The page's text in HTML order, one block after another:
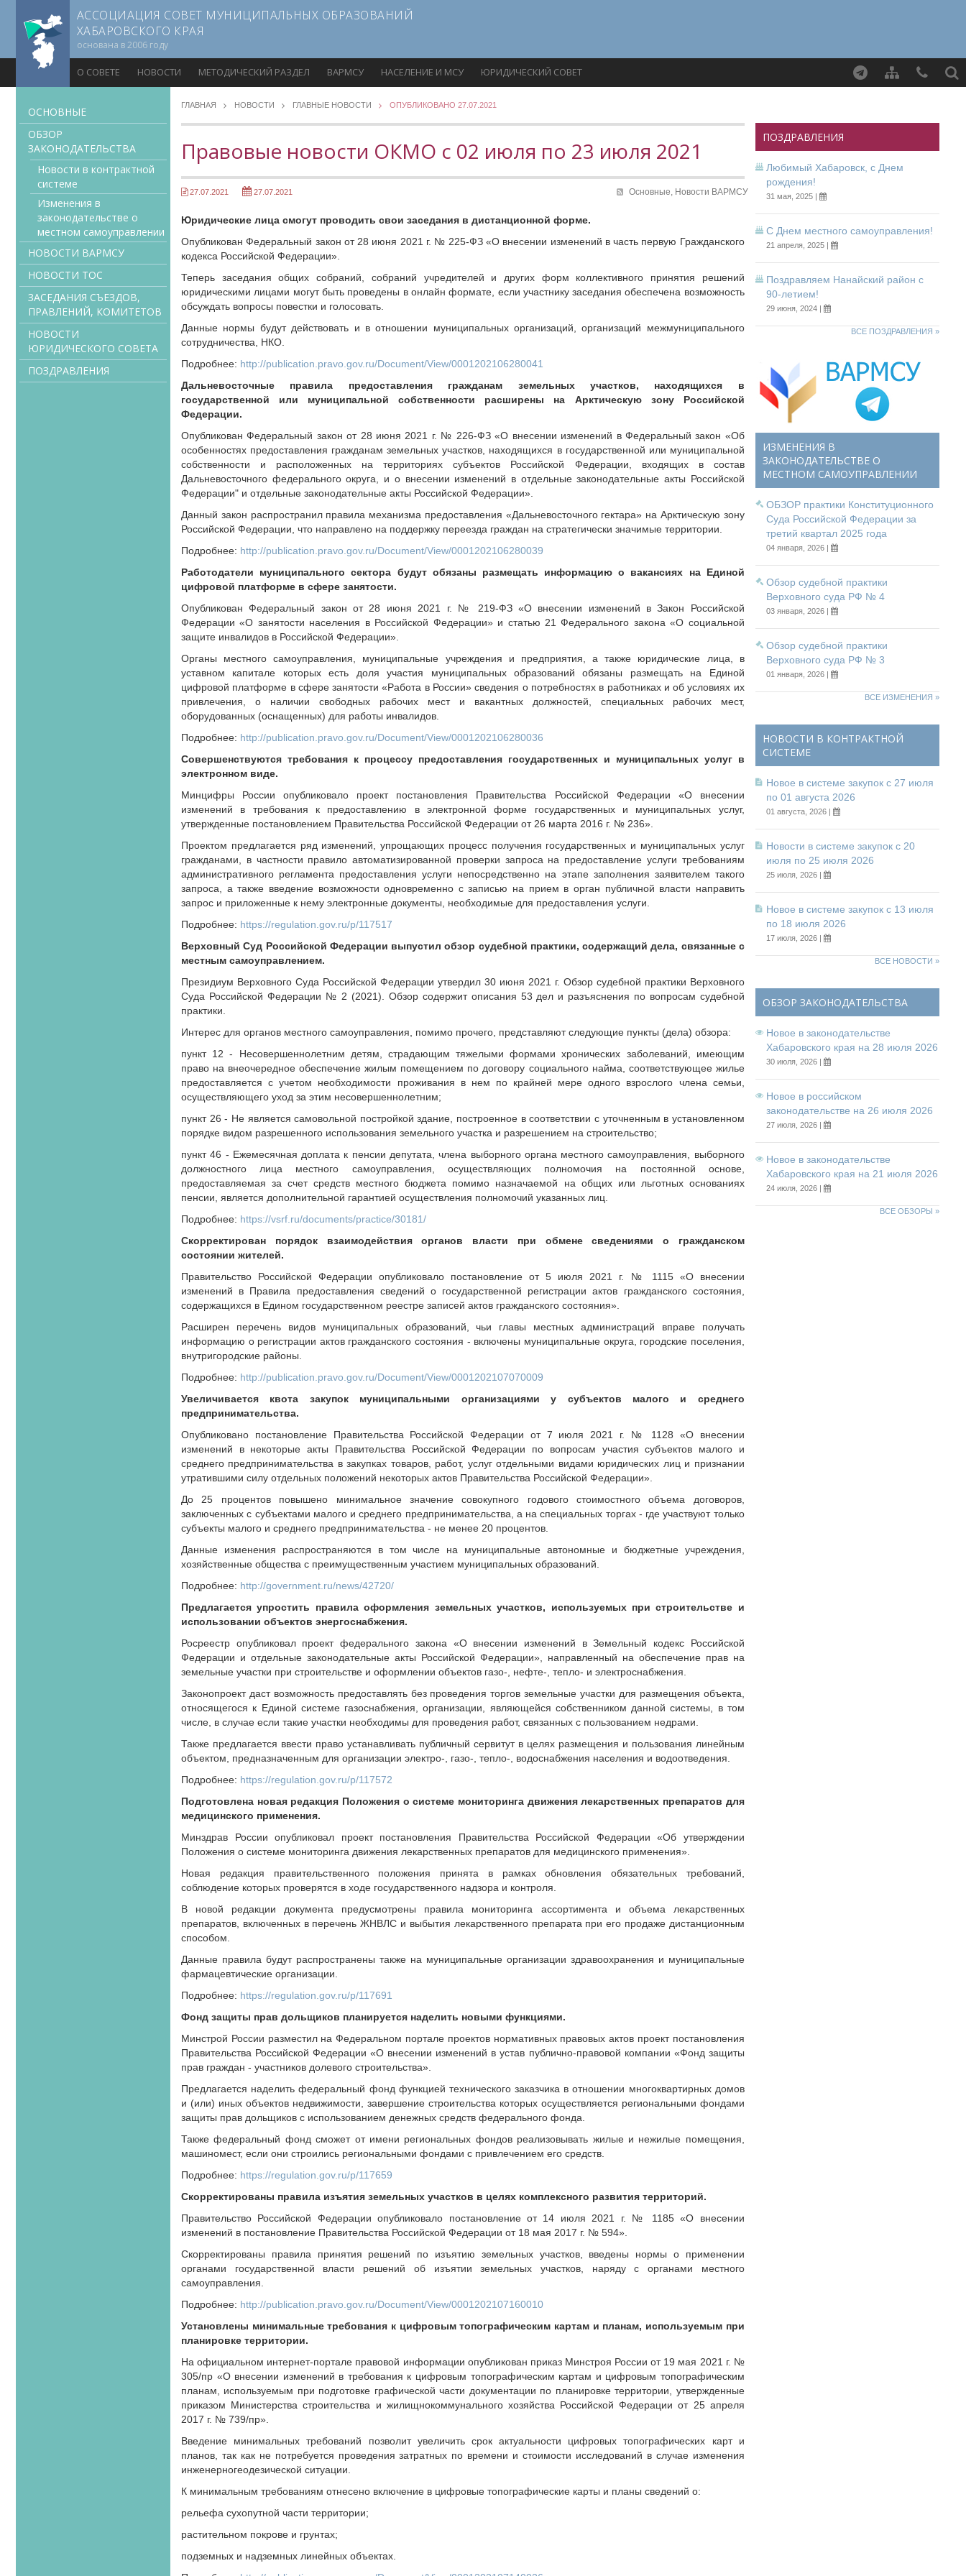
АССОЦИАЦИЯ СОВЕТ МУНИЦИПАЛЬНЫХ ОБРАЗОВАНИЙ
ХАБАРОВСКОГО КРАЯ
основана в 2006 году
О СОВЕТЕ НОВОСТИ МЕТОДИЧЕСКИЙ РАЗДЕЛ ВАРМСУ НАСЕЛЕНИЕ И МСУ ЮРИДИЧЕСКИЙ СОВЕТ
ОСНОВНЫЕ
ОБЗОР
ЗАКОНОДАТЕЛЬСТВА
Новости в контрактной
системе
Изменения в
законодательстве о
местном самоуправлении
НОВОСТИ ВАРМСУ
НОВОСТИ ТОС
ЗАСЕДАНИЯ СЪЕЗДОВ,
ПРАВЛЕНИЙ, КОМИТЕТОВ
НОВОСТИ
ЮРИДИЧЕСКОГО СОВЕТА
ПОЗДРАВЛЕНИЯ
ГЛАВНАЯ НОВОСТИ ГЛАВНЫЕ НОВОСТИ ОПУБЛИКОВАНО 27.07.2021
Правовые новости ОКМО с 02 июля по 23 июля 2021
27.07.2021 27.07.2021 Основные, Новости ВАРМСУ
Юридические лица смогут проводить свои заседания в дистанционной форме.
Опубликован Федеральный закон от 28 июня 2021 г. № 225-ФЗ «О внесении изменений в часть первую Гражданского
кодекса Российской Федерации».
Теперь заседания общих собраний, собраний учредителей и других форм коллективного принятия решений
юридическими лицами могут быть проведены в онлайн формате, если участнику заседания обеспечена возможность
обсуждать вопросы повестки и голосовать.
Данные нормы будут действовать и в отношении муниципальных организаций, организаций межмуниципального
сотрудничества, НКО.
Подробнее: http://publication.pravo.gov.ru/Document/View/0001202106280041
Дальневосточные правила предоставления гражданам земельных участков, находящихся в
государственной или муниципальной собственности расширены на Арктическую зону Российской
Федерации.
Опубликован Федеральный закон от 28 июня 2021 г. № 226-ФЗ «О внесении изменений в Федеральный закон «Об
особенностях предоставления гражданам земельных участков, находящихся в государственной или муниципальной
собственности и расположенных на территориях субъектов Российской Федерации, входящих в состав
Дальневосточного федерального округа, и о внесении изменений в отдельные законодательные акты Российской
Федерации" и отдельные законодательные акты Российской Федерации».
Данный закон распространил правила механизма предоставления «Дальневосточного гектара» на Арктическую зону
Российской Федерации, что направлено на поддержку переезда граждан на стратегически значимые территории.
Подробнее: http://publication.pravo.gov.ru/Document/View/0001202106280039
Работодатели муниципального сектора будут обязаны размещать информацию о вакансиях на Единой
цифровой платформе в сфере занятости.
Опубликован Федеральный закон от 28 июня 2021 г. № 219-ФЗ «О внесении изменений в Закон Российской
Федерации «О занятости населения в Российской Федерации» и статью 21 Федерального закона «О социальной
защите инвалидов в Российской Федерации».
Органы местного самоуправления, муниципальные учреждения и предприятия, а также юридические лица, в
уставном капитале которых есть доля участия муниципальных образований обязаны размещать на Единой
цифровой платформе в сфере занятости «Работа в России» сведения о потребностях в работниках и об условиях их
привлечения, о наличии свободных рабочих мест и вакантных должностей, специальных рабочих мест,
оборудованных (оснащенных) для работы инвалидов.
Подробнее: http://publication.pravo.gov.ru/Document/View/0001202106280036
Совершенствуются требования к процессу предоставления государственных и муниципальных услуг в
электронном виде.
Минцифры России опубликовало проект постановления Правительства Российской Федерации «О внесении
изменений в требования к предоставлению в электронной форме государственных и муниципальных услуг,
утвержденные постановлением Правительства Российской Федерации от 26 марта 2016 г. № 236».
Проектом предлагается ряд изменений, упрощающих процесс получения государственных и муниципальных услуг
гражданами, в частности правило автоматизированной проверки запроса на предоставление услуги требованиям
административного регламента предоставления услуги непосредственно на этапе заполнения заявителем такого
запроса, а также введение возможности одновременно с записью на прием в орган публичной власти направить
запрос и приложенные к нему электронные документы, необходимые для предоставления услуги.
Подробнее: https://regulation.gov.ru/p/117517
Верховный Суд Российской Федерации выпустил обзор судебной практики, содержащий дела, связанные с
местным самоуправлением.
Президиум Верховного Суда Российской Федерации утвердил 30 июня 2021 г. Обзор судебной практики Верховного
Суда Российской Федерации № 2 (2021). Обзор содержит описания 53 дел и разъяснения по вопросам судебной
практики.
Интерес для органов местного самоуправления, помимо прочего, представляют следующие пункты (дела) обзора:
пункт 12 - Несовершеннолетним детям, страдающим тяжелыми формами хронических заболеваний, имеющим
право на внеочередное обеспечение жилым помещением по договору социального найма, соответствующее жилье
предоставляется с учетом необходимости проживания в нем по крайней мере одного взрослого члена семьи,
осуществляющего уход за этим несовершеннолетним;
пункт 26 - Не является самовольной постройкой здание, построенное в соответствии с уточненным в установленном
порядке видом разрешенного использования земельного участка и разрешением на строительство;
пункт 46 - Ежемесячная доплата к пенсии депутата, члена выборного органа местного самоуправления, выборного
должностного лица местного самоуправления, осуществляющих полномочия на постоянной основе,
предоставляемая за счет средств местного бюджета помимо назначаемой на общих или льготных основаниях
пенсии, является дополнительной гарантией осуществления полномочий указанных лиц.
Подробнее: https://vsrf.ru/documents/practice/30181/
Скорректирован порядок взаимодействия органов власти при обмене сведениями о гражданском
состоянии жителей.
Правительство Российской Федерации опубликовало постановление от 5 июля 2021 г. № 1115 «О внесении
изменений в Правила предоставления сведений о государственной регистрации актов гражданского состояния,
содержащихся в Едином государственном реестре записей актов гражданского состояния».
Расширен перечень видов муниципальных образований, чьи главы местных администраций вправе получать
информацию о регистрации актов гражданского состояния - включены муниципальные округа, городские поселения,
внутригородские районы.
Подробнее: http://publication.pravo.gov.ru/Document/View/0001202107070009
Увеличивается квота закупок муниципальными организациями у субъектов малого и среднего
предпринимательства.
Опубликовано постановление Правительства Российской Федерации от 7 июля 2021 г. № 1128 «О внесении
изменений в некоторые акты Правительства Российской Федерации по вопросам участия субъектов малого и
среднего предпринимательства в закупках товаров, работ, услуг отдельными видами юридических лиц и признании
утратившими силу отдельных положений некоторых актов Правительства Российской Федерации».
До 25 процентов повышено минимальное значение совокупного годового стоимостного объема договоров,
заключенных с субъектами малого и среднего предпринимательства, а на специальных торгах - где участвуют только
субъекты малого и среднего предпринимательства - не менее 20 процентов.
Данные изменения распространяются в том числе на муниципальные автономные и бюджетные учреждения,
хозяйственные общества с преимущественным участием муниципальных образований.
Подробнее: http://government.ru/news/42720/
Предлагается упростить правила оформления земельных участков, используемых при строительстве и
использовании объектов энергоснабжения.
Росреестр опубликовал проект федерального закона «О внесении изменений в Земельный кодекс Российской
Федерации и отдельные законодательные акты Российской Федерации», направленный на обеспечение прав на
земельные участки при строительстве и оформлении объектов газо-, нефте-, тепло- и электроснабжения.
Законопроект даст возможность предоставлять без проведения торгов земельные участки для размещения объекта,
относящегося к Единой системе газоснабжения, организации, являющейся собственником данной системы, в том
числе, в случае если такие участки необходимы для проведения работ, связанных с пользованием недрами.
Также предлагается ввести право устанавливать публичный сервитут в целях размещения и пользования линейным
объектом, предназначенным для организации электро-, газо-, тепло-, водоснабжения населения и водоотведения.
Подробнее: https://regulation.gov.ru/p/117572
Подготовлена новая редакция Положения о системе мониторинга движения лекарственных препаратов для
медицинского применения.
Минздрав России опубликовал проект постановления Правительства Российской Федерации «Об утверждении
Положения о системе мониторинга движения лекарственных препаратов для медицинского применения».
Новая редакция правительственного положения принята в рамках обновления обязательных требований,
соблюдение которых проверятся в ходе государственного надзора и контроля.
В новой редакции документа предусмотрены правила мониторинга ассортимента и объема лекарственных
препаратов, включенных в перечень ЖНВЛС и выбытия лекарственного препарата при его продаже дистанционным
способом.
Данные правила будут распространены также на муниципальные организации здравоохранения и муниципальные
фармацевтические организации.
Подробнее: https://regulation.gov.ru/p/117691
Фонд защиты прав дольщиков планируется наделить новыми функциями.
Минстрой России разместил на Федеральном портале проектов нормативных правовых актов проект постановления
Правительства Российской Федерации «О внесении изменений в устав публично-правовой компании «Фонд защиты
прав граждан - участников долевого строительства».
Предлагается наделить федеральный фонд функцией технического заказчика в отношении многоквартирных домов
и (или) иных объектов недвижимости, завершение строительства которых осуществляется региональными фондами
защиты прав дольщиков с использованием денежных средств федерального фонда.
Также федеральный фонд сможет от имени региональных фондов реализовывать жилые и нежилые помещения,
машино­мест, если они строились региональными фондами с привлечением его средств.
Подробнее: https://regulation.gov.ru/p/117659
Скорректированы правила изъятия земельных участков в целях комплексного развития территорий.
Правительство Российской Федерации опубликовало постановление от 14 июля 2021 г. № 1185 «О внесении
изменений в постановление Правительства Российской Федерации от 18 мая 2017 г. № 594».
Скорректированы правила принятия решений по изъятию земельных участков, введены нормы о применении
органами государственной власти решений об изъятии земельных участков, наряду с органами местного
самоуправления.
Подробнее: http://publication.pravo.gov.ru/Document/View/0001202107160010
Установлены минимальные требования к цифровым топографическим картам и планам, используемым при
планировке территории.
На официальном интернет-портале правовой информации опубликован приказ Минстроя России от 19 мая 2021 г. №
305/пр «О внесении изменений в требования к цифровым топографическим картам и цифровым топографическим
планам, используемым при подготовке графической части документации по планировке территории, утвержденные
приказом Министерства строительства и жилищно­коммунального хозяйства Российской Федерации от 25 апреля
2017 г. № 739/пр».
Введение минимальных требований позволит увеличить срок актуальности цифровых топографических карт и
планов, так как не потребуется проведения затратных по времени и стоимости исследований в случае изменения
инженерно­геодезической ситуации.
К минимальным требованиям отнесено включение в цифровые топографические карты и планы сведений о:
рельефа сухопутной части территории;
растительном покрове и грунтах;
подземных и надземных линейных объектах.
ПОЗДРАВЛЕНИЯ
Любимый Хабаровск, с Днем
рождения!
31 мая, 2025 |
С Днем местного самоуправления!
21 апреля, 2025 |
Поздравляем Нанайский район с
90-летием!
29 июня, 2024 |
ВСЕ ПОЗДРАВЛЕНИЯ »
ИЗМЕНЕНИЯ В
ЗАКОНОДАТЕЛЬСТВЕ О
МЕСТНОМ САМОУПРАВЛЕНИИ
ОБЗОР практики Конституционного
Суда Российской Федерации за
третий квартал 2025 года
04 января, 2026 |
Обзор судебной практики
Верховного суда РФ № 4
03 января, 2026 |
Обзор судебной практики
Верховного суда РФ № 3
01 января, 2026 |
ВСЕ ИЗМЕНЕНИЯ »
НОВОСТИ В КОНТРАКТНОЙ
СИСТЕМЕ
Новое в системе закупок с 27 июля
по 01 августа 2026
01 августа, 2026 |
Новости в системе закупок с 20
июля по 25 июля 2026
25 июля, 2026 |
Новое в системе закупок с 13 июля
по 18 июля 2026
17 июля, 2026 |
ВСЕ НОВОСТИ »
ОБЗОР ЗАКОНОДАТЕЛЬСТВА
Новое в законодательстве
Хабаровского края на 28 июля 2026
30 июля, 2026 |
Новое в российском
законодательстве на 26 июля 2026
27 июля, 2026 |
Новое в законодательстве
Хабаровского края на 21 июля 2026
24 июля, 2026 |
ВСЕ ОБЗОРЫ »